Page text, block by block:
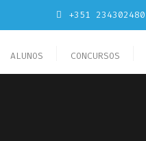
+351 234302480
ALUNOS CONCURSOS